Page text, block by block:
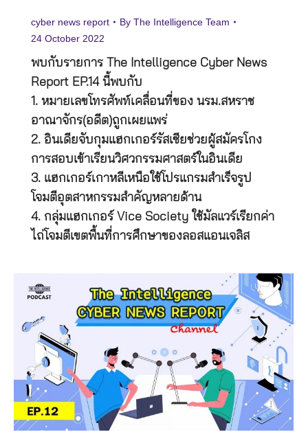
cyber news report By The Intelligence Team
24 October 2022
พบกับรายการ The Intelligence Cyber News
Report EP.14 นี้พบกับ
1. หมายเลขโทรศัพท์เคลื่อนที่ของ นรม.สหราช
อาณาจักร(อดีต)ถูกเผยแพร่
2. อินเดียจับกุมแฮกเกอร์รัสเซียช่วยผู้สมัครโกง
การสอบเข้าเรียนวิศวกรรมศาสตร์ในอินเดีย
3. แฮกเกอร์เกาหลีเหนือใช้โปรแกรมสำเร็จรูป
โจมตีอุตสาหกรรมสำคัญหลายด้าน
4. กลุ่มแฮกเกอร์ Vice Society ใช้มัลแวร์เรียกค่า
ไถ่โจมตีเขตพื้นที่การศึกษาของลอสแอนเจลิส